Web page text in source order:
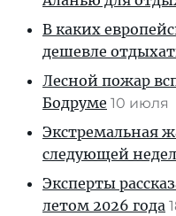
В каких
дешевле
Лесной пожар
Бодруме 10 июля
Экстремальная
следующей
Эксперты
летом 2026 года